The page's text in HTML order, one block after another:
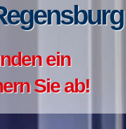
ein
Sie ab!